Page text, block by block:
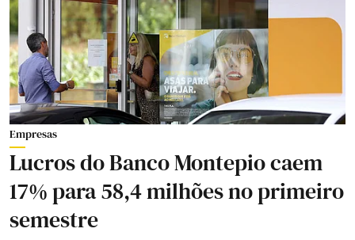
Empresas
Lucros do Banco Montepio caem
17% para 58,4 milhões no primeiro
semestre